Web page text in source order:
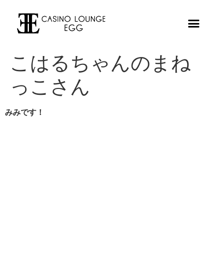
こはるちゃんのまね
っこさん
みみです！